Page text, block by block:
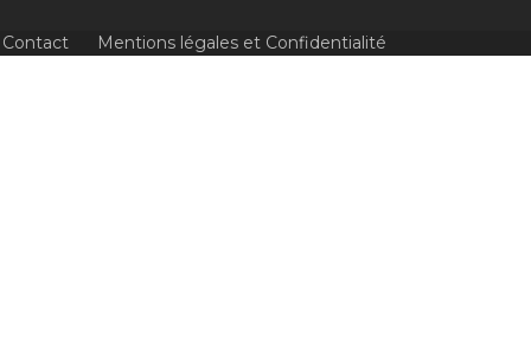
Contact Mentions légales et Confidentialité